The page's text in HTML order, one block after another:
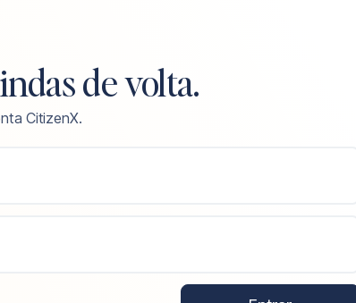
de volta.
CitizenX.